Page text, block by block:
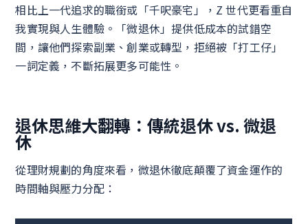
相比上一代追求的職銜或「千呎豪宅」，Z 世代更看重自
我實現與人生體驗。「微退休」提供低成本的試錯空
間，讓他們探索副業、創業或轉型，拒絕被「打工仔」
一詞定義，不斷拓展更多可能性。
退休思維大翻轉：傳統退休 vs. 微退
休
從理財規劃的角度來看，微退休徹底顛覆了資金運作的
時間軸與壓力分配：